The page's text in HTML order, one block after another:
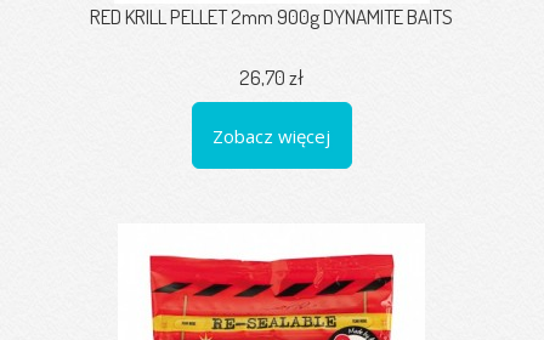
RED KRILL PELLET 2mm 900g DYNAMITE BAITS
26,70 zł
Zobacz więcej